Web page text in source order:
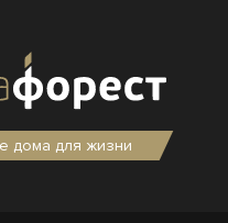
дома для жизни